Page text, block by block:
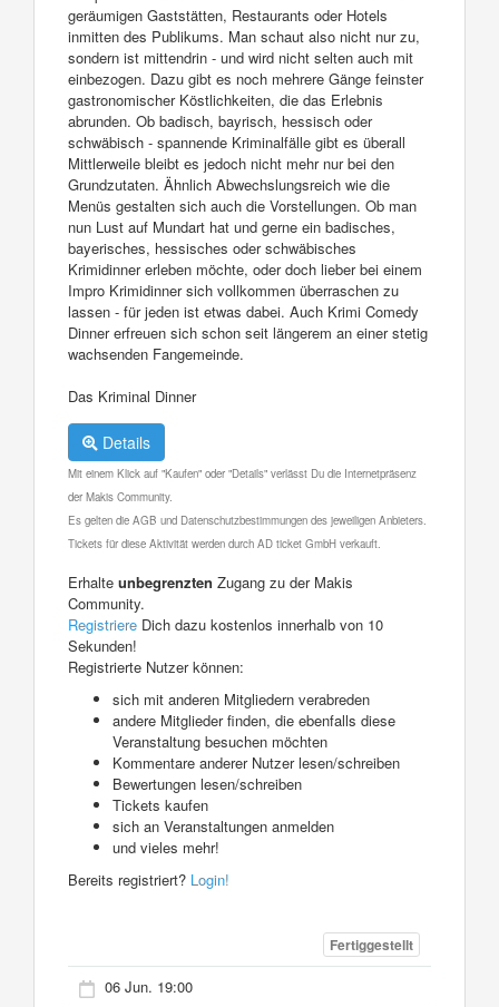
geräumigen Gaststätten, Restaurants oder Hotels
inmitten des Publikums. Man schaut also nicht nur zu,
sondern ist mittendrin - und wird nicht selten auch mit
einbezogen. Dazu gibt es noch mehrere Gänge feinster
gastronomischer Köstlichkeiten, die das Erlebnis
abrunden. Ob badisch, bayrisch, hessisch oder
schwäbisch - spannende Kriminalfälle gibt es überall
Mittlerweile bleibt es jedoch nicht mehr nur bei den
Grundzutaten. Ähnlich Abwechslungsreich wie die
Menüs gestalten sich auch die Vorstellungen. Ob man
nun Lust auf Mundart hat und gerne ein badisches,
bayerisches, hessisches oder schwäbisches
Krimidinner erleben möchte, oder doch lieber bei einem
Impro Krimidinner sich vollkommen überraschen zu
lassen - für jeden ist etwas dabei. Auch Krimi Comedy
Dinner erfreuen sich schon seit längerem an einer stetig
wachsenden Fangemeinde.
Das Kriminal Dinner
Details
Mit einem Klick auf "Kaufen" oder "Details" verlässt Du die Internetpräsenz
der Makis Community.
Es gelten die AGB und Datenschutzbestimmungen des jeweiligen Anbieters.
Tickets für diese Aktivität werden durch AD ticket GmbH verkauft.
Erhalte unbegrenzten Zugang zu der Makis
Community.
Registriere Dich dazu kostenlos innerhalb von 10
Sekunden!
Registrierte Nutzer können:
sich mit anderen Mitgliedern verabreden
andere Mitglieder finden, die ebenfalls diese
Veranstaltung besuchen möchten
Kommentare anderer Nutzer lesen/schreiben
Bewertungen lesen/schreiben
Tickets kaufen
sich an Veranstaltungen anmelden
und vieles mehr!
Bereits registriert? Login!
Fertiggestellt
06 Jun. 19:00